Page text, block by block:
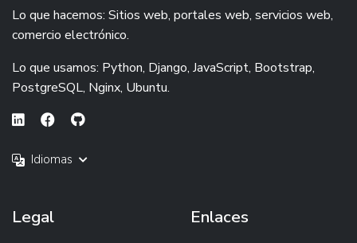
Lo que hacemos: Sitios web, portales web, servicios web,
comercio electrónico.
Lo que usamos: Python, Django, JavaScript, Bootstrap,
PostgreSQL, Nginx, Ubuntu.
Idiomas
Legal Enlaces